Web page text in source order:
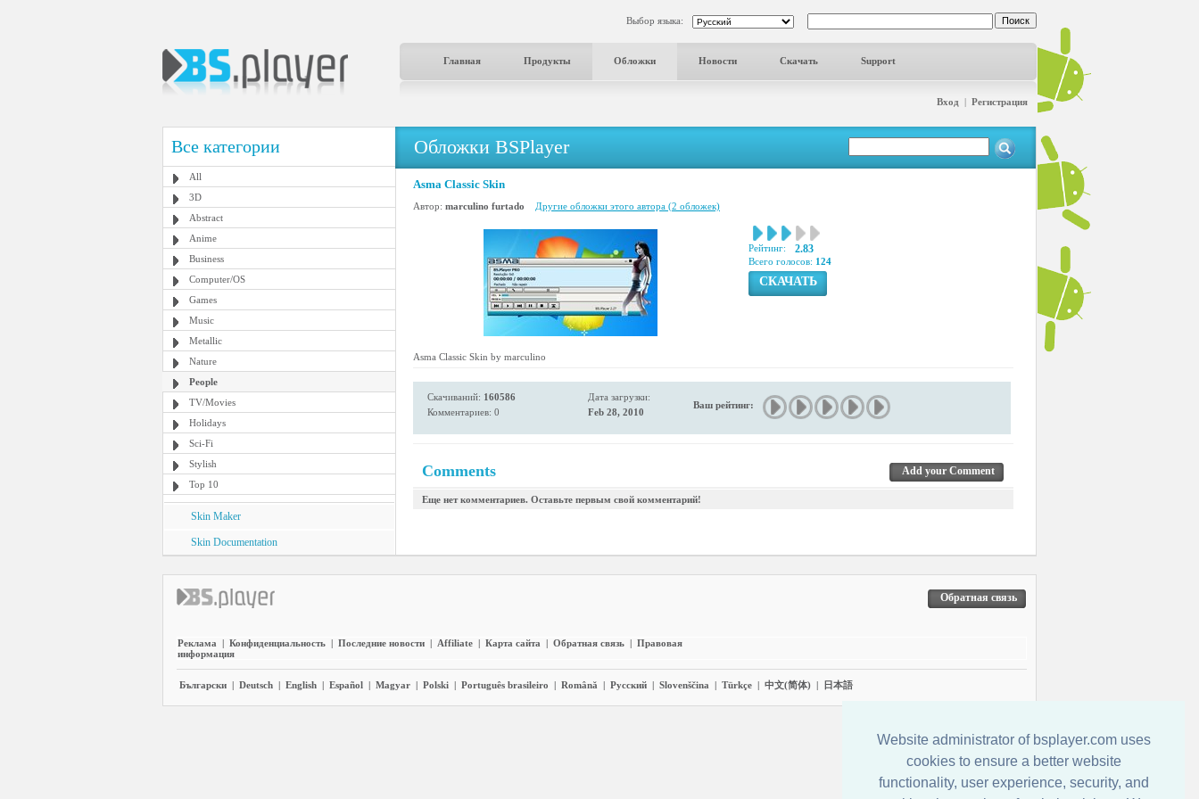
Website administrator of bsplayer.com uses
cookies to ensure a better website
functionality, user experience, security, and
Выбор языка:
Главная Продукты Обложки Новости Скачать Support
Вход | Регистрация
Все категории
All
3D
Abstract
Anime
Business
Computer/OS
Games
Music
Metallic
Nature
People
TV/Movies
Holidays
Sci-Fi
Stylish
Top 10
Skin Maker
Skin Documentation
Обложки BSPlayer
Asma Classic Skin
Автор: marculino furtado Другие обложки этого автора (2 обложек)
Рейтинг: 2.83
Всего голосов: 124
СКАЧАТЬ
Asma Classic Skin by marculino
Скачиваний: 160586
Комментариев: 0
Дата загрузки:
Feb 28, 2010
Ваш рейтинг:
Comments Add your Comment
Еще нет комментариев. Оставьте первым свой комментарий!
Обратная связь
Реклама | Конфиденциальность | Последние новости | Affiliate | Карта сайта | Обратная связь | Правовая
информация
Български | Deutsch | English | Español | Magyar | Polski | Português brasileiro | Română | Pyccĸий | Slovenščina | Türkçe | 中文(简体) | 日本語